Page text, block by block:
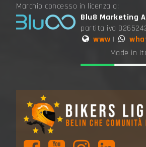
Marchio concesso in licenza a:
Blu8 Marketing
partita iva
www |
Made in